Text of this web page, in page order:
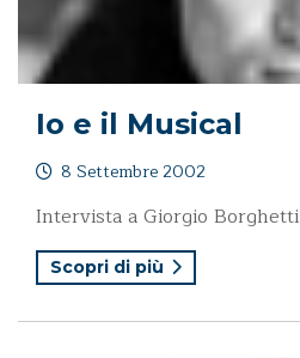
Io e il Musical
8 Settembre 2002
Intervista a Giorgio Borghetti
Scopri di più